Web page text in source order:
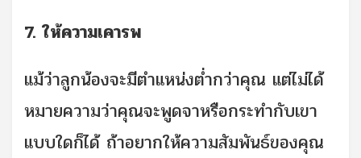
7. ให้ความเคารพ
แม้ว่าลูกน้องจะมีตำแหน่งต่ำกว่าคุณ แต่ไม่ได้
หมายความว่าคุณจะพูดจาหรือกระทำกับเขา
แบบใดก็ได้ ถ้าอยากให้ความสัมพันธ์ของคุณ